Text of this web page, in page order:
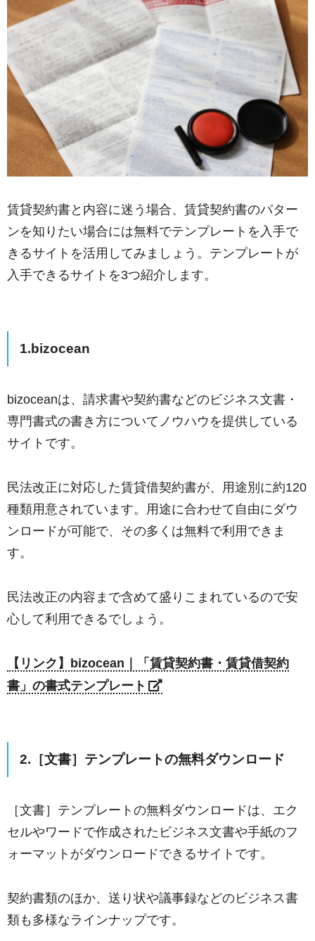
賃貸契約書と内容に迷う場合、賃貸契約書のパター
ンを知りたい場合には無料でテンプレートを入手で
きるサイトを活用してみましょう。テンプレートが
入手できるサイトを3つ紹介します。
1.bizocean
bizoceanは、請求書や契約書などのビジネス文書・
専門書式の書き方についてノウハウを提供している
サイトです。
民法改正に対応した賃貸借契約書が、用途別に約120
種類用意されています。用途に合わせて自由にダウ
ンロードが可能で、その多くは無料で利用できま
す。
民法改正の内容まで含めて盛りこまれているので安
心して利用できるでしょう。
【リンク】bizocean｜「賃貸契約書・賃貸借契約
書」の書式テンプレート
2.［文書］テンプレートの無料ダウンロード
［文書］テンプレートの無料ダウンロードは、エク
セルやワードで作成されたビジネス文書や手紙のフ
ォーマットがダウンロードできるサイトです。
契約書類のほか、送り状や議事録などのビジネス書
類も多様なラインナップです。